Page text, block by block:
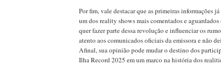
Por fim, vale destacar que as primeiras informações
um dos reality shows mais comentados e
quer fazer parte dessa revolução e influenciar os
atento aos comunicados oficiais da emissora e não
Afinal, sua opinião pode mudar o destino dos
Ilha Record 2025 em um marco na história dos